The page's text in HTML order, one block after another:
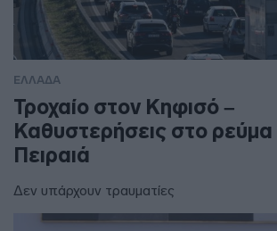
ΕΛΛΑΔΑ
Τροχαίο στον Κηφισό –
Καθυστερήσεις στο
Πειραιά
Δεν υπάρχουν τραυματίες